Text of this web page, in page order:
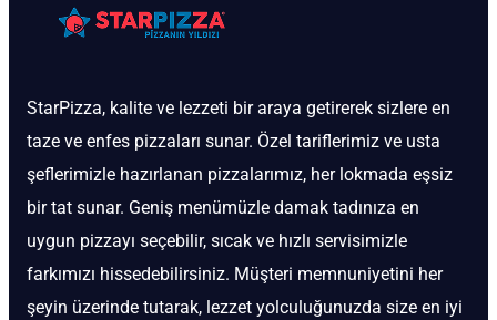
StarPizza, kalite ve lezzeti bir araya getirerek sizlere en
taze ve enfes pizzaları sunar. Özel tariflerimiz ve usta
şeflerimizle hazırlanan pizzalarımız, her lokmada eşsiz
bir tat sunar. Geniş menümüzle damak tadınıza en
uygun pizzayı seçebilir, sıcak ve hızlı servisimizle
farkımızı hissedebilirsiniz. Müşteri memnuniyetini her
şeyin üzerinde tutarak, lezzet yolculuğunuzda size en iyi